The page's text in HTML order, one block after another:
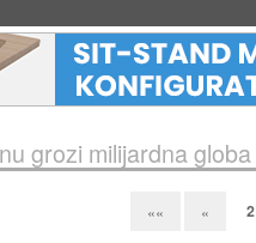
grozi milijardna globa
«« « 2